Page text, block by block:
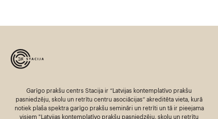
Garīgo prakšu centrs Stacija ir “Latvijas kontemplatīvo prakšu
pasniedzēju, skolu un retrītu centru asociācijas” akreditēta vieta, kurā
notiek plaša spektra garīgo prakšu semināri un retrīti un tā ir pieejama
visiem "Latvijas kontemplatīvo prakšu pasniedzēju, skolu un retrītu